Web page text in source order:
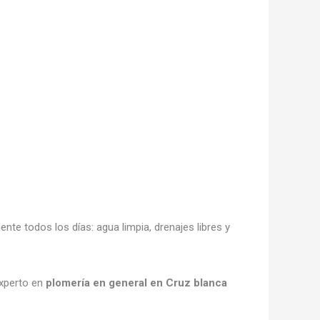
todos los días: agua limpia, drenajes libres y
en plomería en general en Cruz blanca